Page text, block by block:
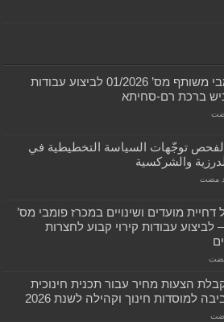
מכרז פומבי משותף מס’ 01/2026 לביצוע עבודות
רם-סחיתא
السياسة التخطيطية في
ושינויים במכרז פומבי מס’
עבודות קירוי קבוע לחצרות
מחיר עבור תכנית חינוכית
חינוך וקהילה לשנת 2026